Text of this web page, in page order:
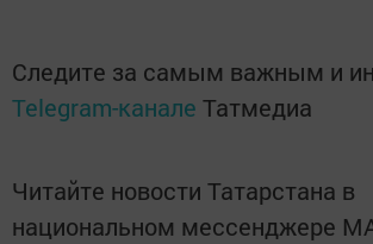
Следите за самым важным и
Telegram-канале Татмедиа
Читайте новости Татарстана в
национальном мессенджере